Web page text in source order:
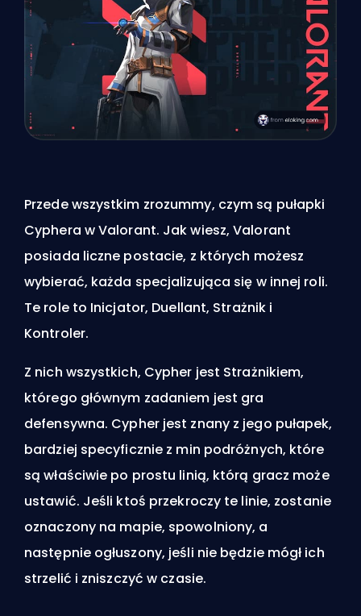
Przede wszystkim zrozummy, czym są pułapki
Cyphera w Valorant. Jak wiesz, Valorant
posiada liczne postacie, z których możesz
wybierać, każda specjalizująca się w innej roli.
Te role to Inicjator, Duellant, Strażnik i
Kontroler.
Z nich wszystkich, Cypher jest Strażnikiem,
którego głównym zadaniem jest gra
defensywna. Cypher jest znany z jego pułapek,
bardziej specyficznie z min podróżnych, które
są właściwie po prostu linią, którą gracz może
ustawić. Jeśli ktoś przekroczy te linie, zostanie
oznaczony na mapie, spowolniony, a
następnie ogłuszony, jeśli nie będzie mógł ich
strzelić i zniszczyć w czasie.